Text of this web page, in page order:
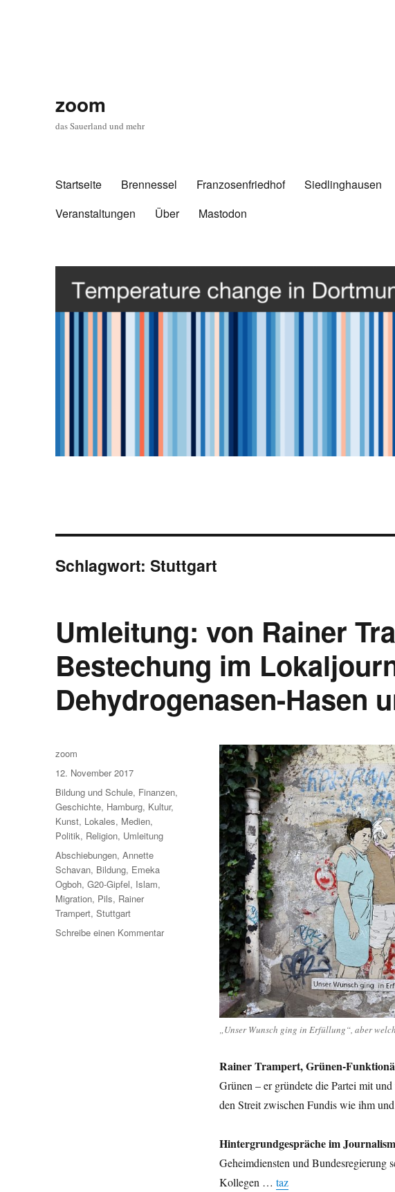
zoom
das Sauerland und mehr
Startseite Brennessel Franzosenfriedhof Siedlinghausen
Veranstaltungen
Über Mastodon
Schlagwort:Stuttgart
Umleitung: von Rainer
Bestechung im
Dehydrogenasen-Hasen
„Unser Wunsch ging in Erfüllung“, aber
Rainer Trampert, Grünen-
Grünen – er gründete die Partei mit
den Streit zwischen Fundis wie ihm
Hintergrundgespräche im
Geheimdiensten und Bundesregierung
Kollegen … taz
Autor
zoom
Veröffentlicht
am
12. November 2017
Kategorien
Bildung und Schule, Finanzen,
Geschichte, Hamburg, Kultur,
Kunst, Lokales, Medien,
Politik, Religion, Umleitung
Schlagwörter
Abschiebungen,Annette
Schavan, Bildung, Emeka
Ogboh,G20-Gipfel, Islam,
Migration, Pils, Rainer
Trampert,Stuttgart
Schreibe einen Kommentarzu
Lokaljournalismus
Dehydrogenasen-